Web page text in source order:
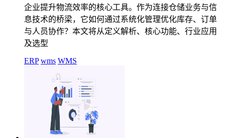
企业提升物流效率的核心工具。作为连接仓储业务与信
息技术的桥梁，它如何通过系统化管理优化库存、订单
与人员协作？本文将从定义解析、核心功能、行业应用
及选型
ERP wms WMS